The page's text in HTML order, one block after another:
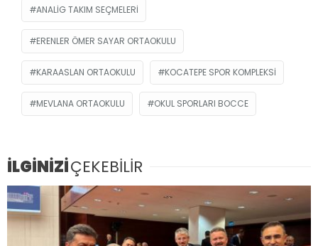
ANALIG TAKIM SEÇMELERI
ERENLER ÖMER SAYAR ORTAOKULU
KARAASLAN ORTAOKULU KOCATEPE SPOR KOMPLEKSI
MEVLANA ORTAOKULU OKUL SPORLARI BOCCE
İLGİNİZİÇEKEBİLİR